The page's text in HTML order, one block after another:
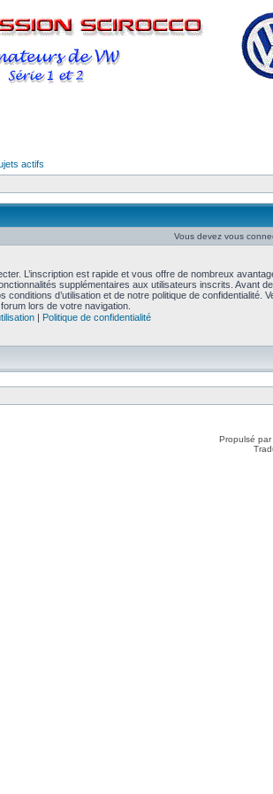
actifs
Vous devez vous
L’inscription est rapide et vous offre de nombreux
supplémentaires aux utilisateurs inscrits. Avant
d’utilisation et de notre politique de confidentialité.
lors de votre navigation.
| Politique de confidentialité
Propulsé par